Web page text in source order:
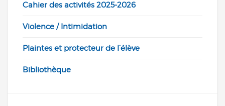
Cahier des activités 2025-2026
Violence / Intimidation
Plaintes et protecteur de l’élève
Bibliothèque